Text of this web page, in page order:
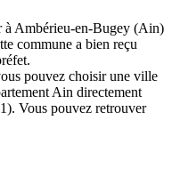
à Ambérieu-en-Bugey (Ain)
commune a bien reçu
pouvez choisir une ville
Ain directement
Vous pouvez retrouver